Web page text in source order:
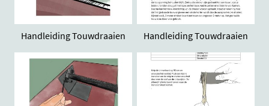
Handleiding Touwdraaien Handleiding Touwdraaien